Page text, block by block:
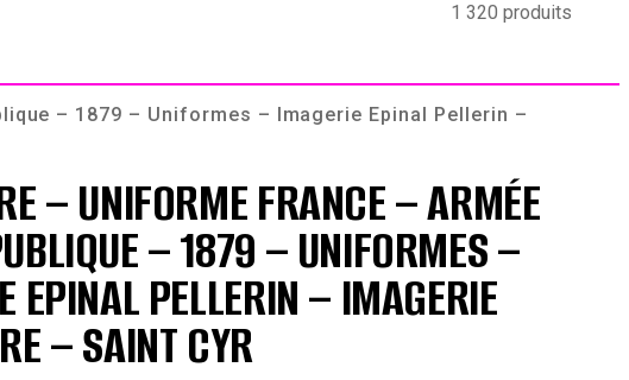
1 320 produits
– 1879 – Uniformes – Imagerie Epinal Pellerin –
– UNIFORME FRANCE – ARMÉE
– 1879 – UNIFORMES –
EPINAL PELLERIN – IMAGERIE
– SAINT CYR